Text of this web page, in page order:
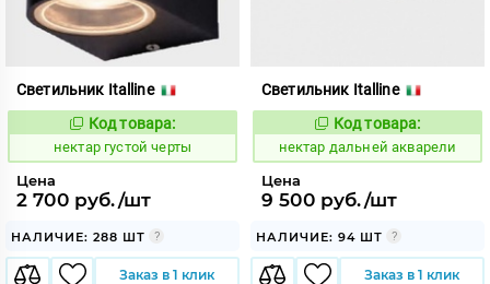
Светильник Italline
Код:
1127995
Код товара:
нектар густой черты
Цена
2 700 руб./шт
НАЛИЧИЕ: 288 ШТ
Заказ в 1 клик
Светильник Italline
Код:
1128000
Код товара:
нектар дальней акварели
Цена
9 500 руб./шт
НАЛИЧИЕ: 94 ШТ
Заказ в 1 клик